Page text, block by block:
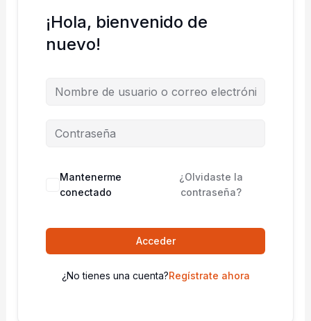
¡Hola, bienvenido de
nuevo!
Mantenerme
conectado
¿Olvidaste la
contraseña?
Acceder
¿No tienes una cuenta?Regístrate ahora